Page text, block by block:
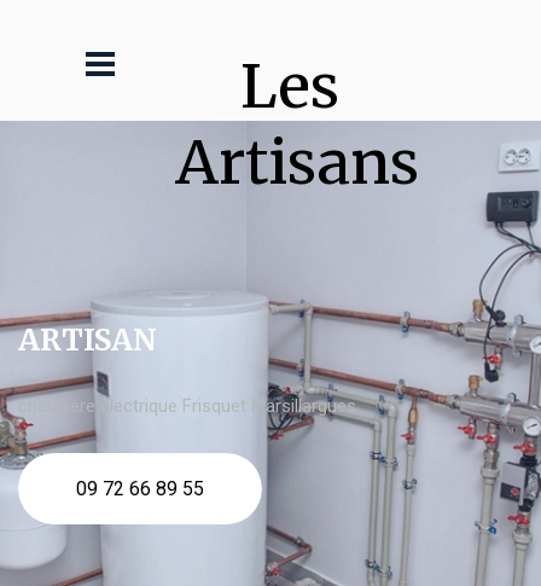
Les
Artisans
ARTISAN
chaudière électrique Frisquet Marsillargues
09 72 66 89 55